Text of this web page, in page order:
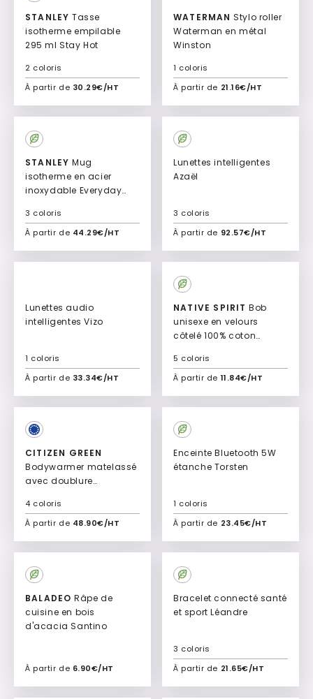
STANLEY
isotherme empilable
295 ml Stay Hot
À partir de 30.29€/HT
2 coloris
Ajouter à mon devis
WATERMAN Stylo roller
Waterman en métal
Winston
À partir de 21.16€/HT
1 coloris
Ajouter à mon devis
New
STANLEY
isotherme en acier
inoxydable Everyday
À partir de 44.29€/HT
3 coloris
Ajouter à mon devis
New
Lunettes intelligentes
Azaël
À partir de 92.57€/HT
3 coloris
Ajouter à mon devis
Lunettes audio
intelligentes Vizo
À partir de 33.34€/HT
1 coloris
Ajouter à mon devis
New
NATIVE SPIRIT Bob
unisexe en velours
côtelé 100% coton
À partir de 11.84€/HT
5 coloris
Ajouter à mon devis
New
CITIZEN GREEN
Bodywarmer matelassé
avec doublure
À partir de 48.90€/HT
4 coloris
Ajouter à mon devis
New
Enceinte Bluetooth 5W
étanche Torsten
À partir de 23.45€/HT
1 coloris
Ajouter à mon devis
New
BALADEO
cuisine en bois
d'acacia Santino
À partir de 6.90€/HT
Ajouter à mon devis
New
Bracelet connecté santé
et sport Léandre
À partir de 21.65€/HT
3 coloris
Ajouter à mon devis